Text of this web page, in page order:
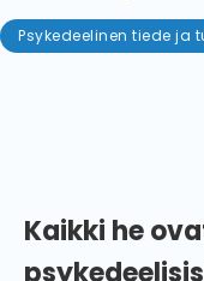
Psykedeelinen tiede ja
Kaikki he